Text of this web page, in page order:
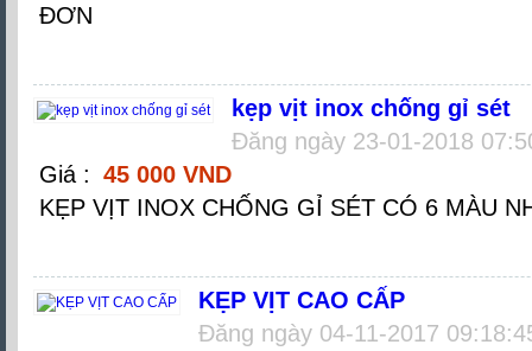
ĐƠN
kẹp vịt inox chống gỉ sét
Đăng ngày 23-01-2018
Giá : 45 000 VND
KẸP VỊT INOX CHỐNG GỈ SÉT CÓ 6 MÀU
KẸP VỊT CAO CẤP
Đăng ngày 04-11-2017